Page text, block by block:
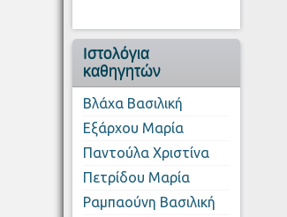
Ιστολόγια
καθηγητών
Βλάχα Βασιλική
Εξάρχου Μαρία
Παντούλα Χριστίνα
Πετρίδου Μαρία
Ραμπαούνη Βασιλική